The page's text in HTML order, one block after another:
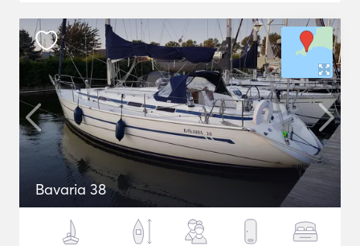
Bavaria 38